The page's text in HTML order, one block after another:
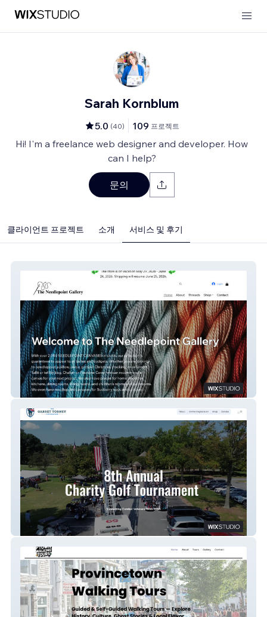
Sarah Kornblum
5.0 (40) 109 프로젝트
Hi! I'm a freelance web designer and developer. How
can I help?
문의
클라이언트 프로젝트 소개 서비스 및 후기
The Needlepoint Gallery
GTF